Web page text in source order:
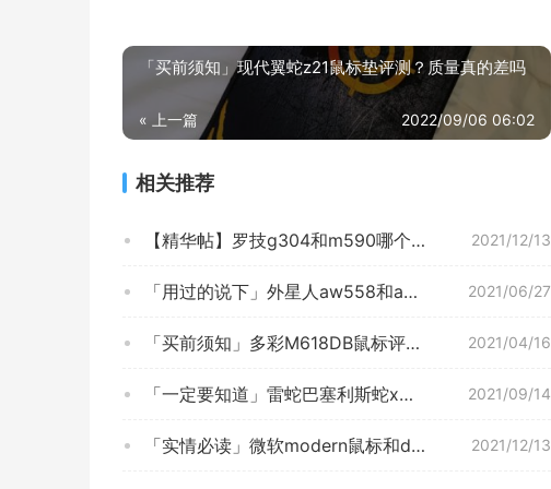
「买前须知」现代翼蛇z21鼠标垫评测？质量真的差吗
« 上一篇 2022/09/06 06:02
相关推荐
2021/12/13
【精华帖】罗技g304和m590哪个好？评测解读该怎么选
2021/06/27
「用过的说下」外星人aw558和aw310m哪个好？图文爆料分析
2021/04/16
「买前须知」多彩M618DB鼠标评测结果怎么样？不值得买吗？
2021/09/14
「一定要知道」雷蛇巴塞利斯蛇x极速版和罗技603比较 哪款好？这样选不盲目
2021/12/13
「实情必读」微软modern鼠标和designer区别比较 哪款好？这样选不盲目